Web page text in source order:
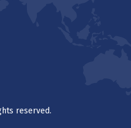
reserved.